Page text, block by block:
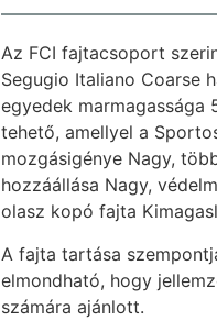
Az FCI fajtacsoport
Segugio Italiano Coarse
egyedek marmagassága
tehető, amellyel a
mozgásigénye Nagy,
hozzáállása Nagy,
olasz kopó fajta
A fajta tartása
elmondható, hogy
számára ajánlott.